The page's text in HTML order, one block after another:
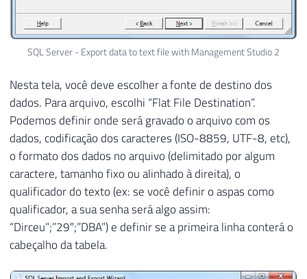
SQL Server - Export data to text file with Management Studio 2
Nesta tela, você deve escolher a fonte de destino dos
dados. Para arquivo, escolhi “Flat File Destination”.
Podemos definir onde será gravado o arquivo com os
dados, codificação dos caracteres (ISO-8859, UTF-8, etc),
o formato dos dados no arquivo (delimitado por algum
caractere, tamanho fixo ou alinhado à direita), o
qualificador do texto (ex: se você definir o aspas como
qualificador, a sua senha será algo assim:
“Dirceu”;”29″;”DBA”) e definir se a primeira linha conterá o
cabeçalho da tabela.